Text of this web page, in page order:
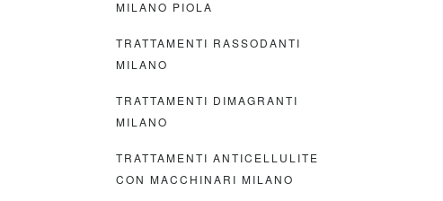
MILANO PIOLA
TRATTAMENTI RASSODANTI
MILANO
TRATTAMENTI DIMAGRANTI
MILANO
TRATTAMENTI ANTICELLULITE
CON MACCHINARI MILANO